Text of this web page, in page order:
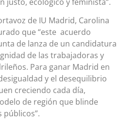
de IU Madrid, Carolina
que “este acuerdo
de lanza de un candidatura
de las trabajadoras y
Para ganar Madrid en
y el desequilibrio
creciendo cada día,
de región que blinde
públicos”.